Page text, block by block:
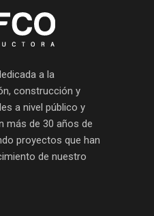
a la
construcción y
a nivel público y
más de 30 años de
proyectos que han
de nuestro